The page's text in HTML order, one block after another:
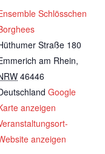
Schlösschen
Straße 180
am Rhein,
46446
Google
anzeigen
anzeigen